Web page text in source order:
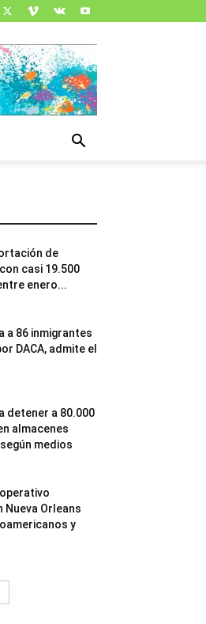
de
casi 19.500
enero...
a 86 inmigrantes
DACA, admite el
detener a 80.000
almacenes
medios
operativo
Nueva Orleans
y